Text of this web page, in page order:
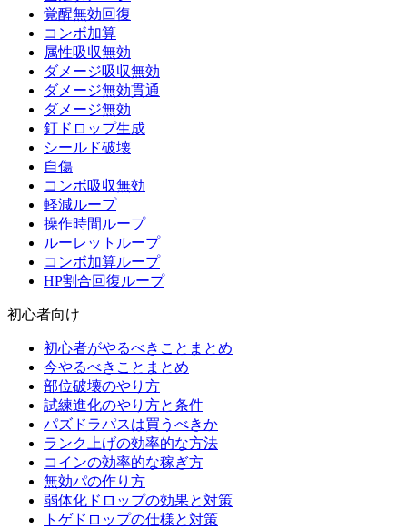
覚醒無効回復
コンボ加算
属性吸収無効
ダメージ吸収無効
ダメージ無効貫通
ダメージ無効
釘ドロップ生成
シールド破壊
自傷
コンボ吸収無効
軽減ループ
操作時間ループ
ルーレットループ
コンボ加算ループ
HP割合回復ループ
初心者向け
初心者がやるべきことまとめ
今やるべきことまとめ
部位破壊のやり方
試練進化のやり方と条件
パズドラパスは買うべきか
ランク上げの効率的な方法
コインの効率的な稼ぎ方
無効パの作り方
弱体化ドロップの効果と対策
トゲドロップの仕様と対策